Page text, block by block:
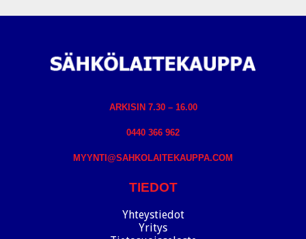
ARKISIN 7.30 – 16.00
0440 366 962
MYYNTI@SAHKOLAITEKAUPPA.COM
TIEDOT
Yhteystiedot
Yritys